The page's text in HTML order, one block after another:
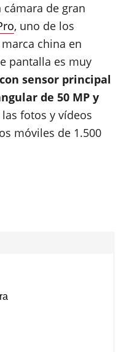
de gran
, uno de los
china en
pantalla es muy
sensor principal
de 50 MP y
fotos y vídeos
móviles de 1.500